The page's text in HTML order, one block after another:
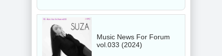
Music News For Forum
vol.033 (2024)